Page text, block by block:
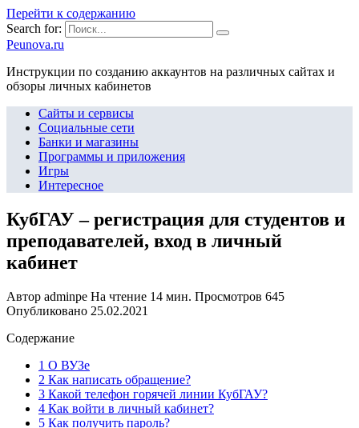
Перейти к содержанию
Search for:
Peunova.ru
Инструкции по созданию аккаунтов на различных сайтах и
обзоры личных кабинетов
Сайты и сервисы
Социальные сети
Банки и магазины
Программы и приложения
Игры
Интересное
КубГАУ – регистрация для студентов и
преподавателей, вход в личный
кабинет
Автор adminpe На чтение 14 мин. Просмотров 645
Опубликовано 25.02.2021
Содержание
1 О ВУЗе
2 Как написать обращение?
3 Какой телефон горячей линии КубГАУ?
4 Как войти в личный кабинет?
5 Как получить пароль?